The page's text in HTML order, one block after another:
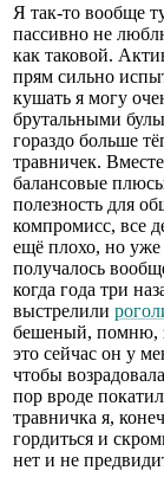
Я так-то вообще
пассивно не
как таковой.
прям сильно
кушать я могу
брутальными
гораздо больше
травничек.
балансовые
полезность для
компромисс, все
ещё плохо, но
получалось
когда года три
выстрелили
бешеный, помню,
это сейчас он у
чтобы
пор вроде
травничка я,
гордиться и
нет и не